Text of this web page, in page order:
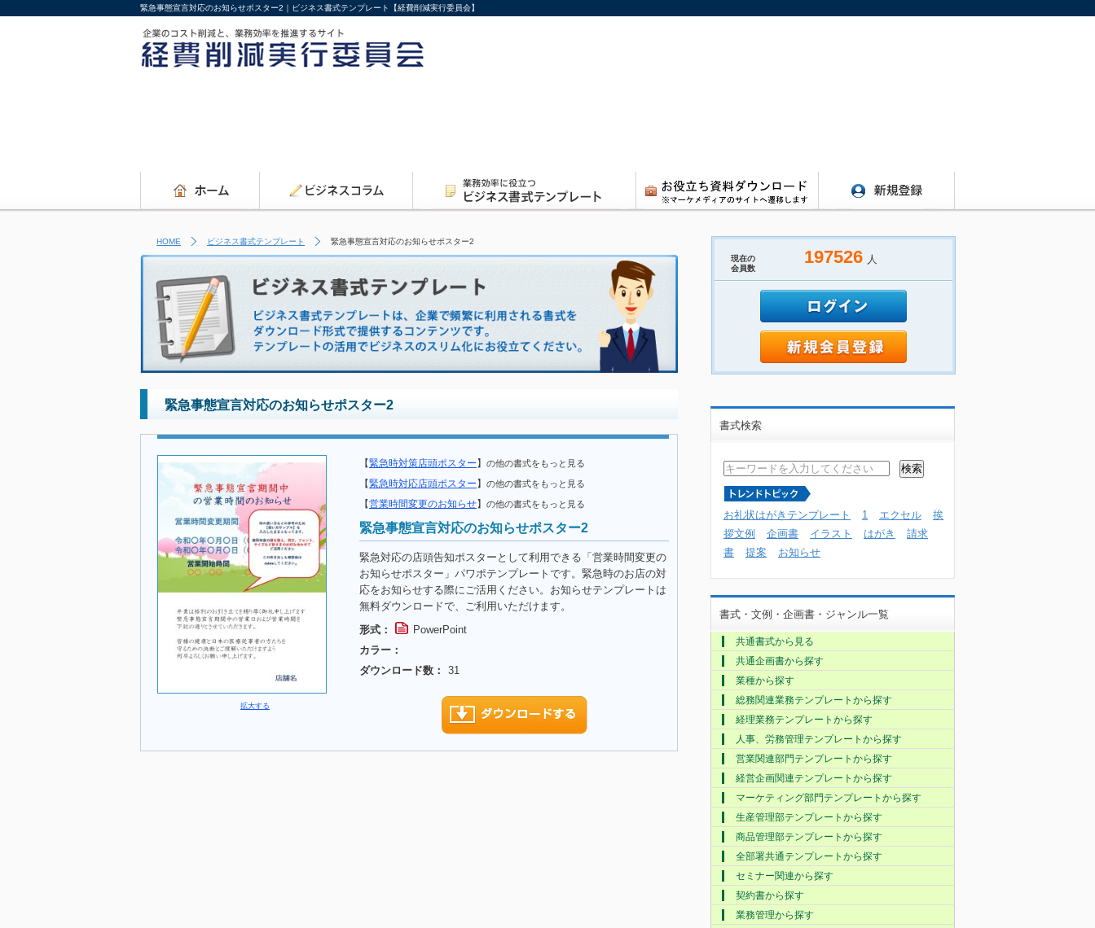
緊急事態宣言対応のお知らせポスター2｜ビジネス書式テンプレート【経費削減実行委員会】
HOME ビジネス書式テンプレート 緊急事態宣言対応のお知らせポスター2
緊急事態宣言対応のお知らせポスター2
拡大する
【緊急時対策店頭ポスター】 の他の書式をもっと見る
【緊急時対応店頭ポスター】 の他の書式をもっと見る
【営業時間変更のお知らせ】 の他の書式をもっと見る
緊急事態宣言対応のお知らせポスター2
緊急対応の店頭告知ポスターとして利用できる「営業時間変更の
お知らせポスター」パワポテンプレートです。緊急時のお店の対
応をお知らせする際にご活用ください。お知らせテンプレートは
無料ダウンロードで、ご利用いただけます。
形式：
PowerPoint
カラー：
ダウンロード数：
31
現在の
会員数
197526 人
書式検索
お礼状はがきテンプレート 1 エクセル
挨
拶文例
企画書 イラスト はがき
請求
書
提案 お知らせ
書式・文例・企画書・ジャンル一覧
共通書式から見る
共通企画書から探す
業種から探す
総務関連業務テンプレートから探す
経理業務テンプレートから探す
人事、労務管理テンプレートから探す
営業関連部門テンプレートから探す
経営企画関連テンプレートから探す
マーケティング部門テンプレートから探す
生産管理部テンプレートから探す
商品管理部テンプレートから探す
全部署共通テンプレートから探す
セミナー関連から探す
契約書から探す
業務管理から探す